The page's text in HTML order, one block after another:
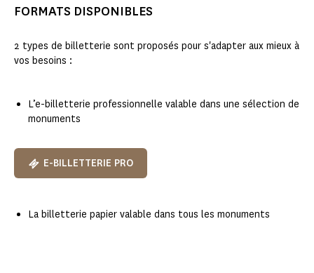
FORMATS DISPONIBLES
2 types de billetterie sont proposés pour s'adapter aux mieux à
vos besoins :
L’e-billetterie professionnelle valable dans une sélection de
monuments​
E-BILLETTERIE PRO
La billetterie papier valable dans tous les monuments​